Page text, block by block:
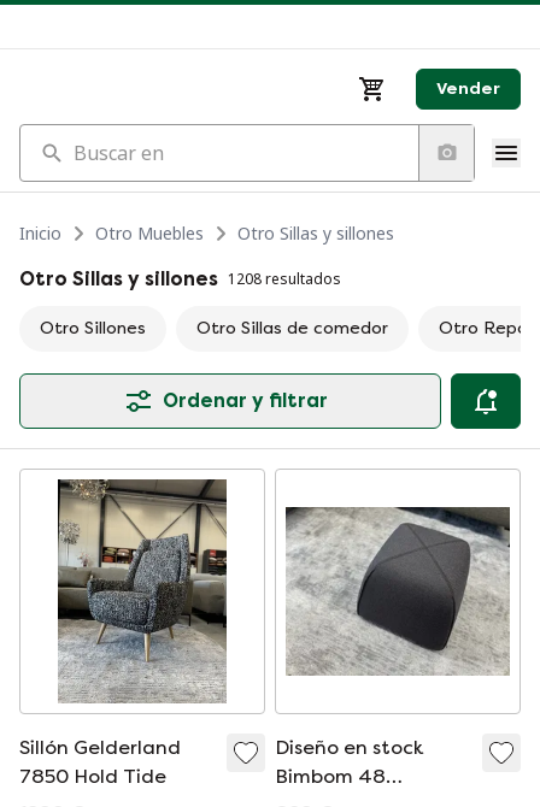
Vender
Buscar en
Inicio Otro Muebles
Otro Sillas y sillones
Otro Sillas y sillones 1208 resultados
Otro Sillones Otro Sillas de comedor Otro
Ordenar y filtrar
Sillón Gelderland
7850 Hold Tide
Diseño en stock
Bimbom 48